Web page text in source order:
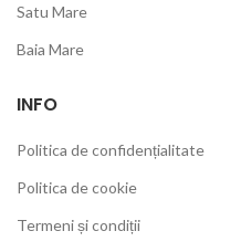
Satu Mare
Baia Mare
INFO
Politica de confidențialitate
Politica de cookie
Termeni și condiții